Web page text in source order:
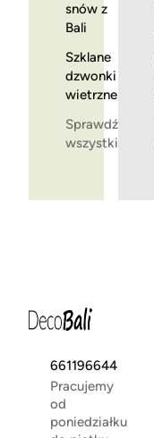
snów z
Bali
Szklane
dzwonki
wietrzne
Sprawdź
wszystkie
661196644
Pracujemy
od
poniedziałku